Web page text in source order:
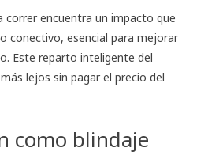
correr encuentra un impacto que
conectivo, esencial para mejorar
Este reparto inteligente del
lejos sin pagar el precio del
como blindaje